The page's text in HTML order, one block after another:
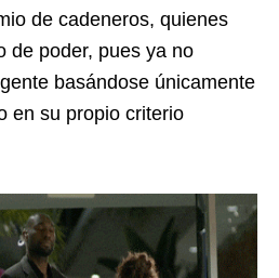
de cadeneros, quienes
de poder, pues ya no
basándose únicamente
en su propio criterio